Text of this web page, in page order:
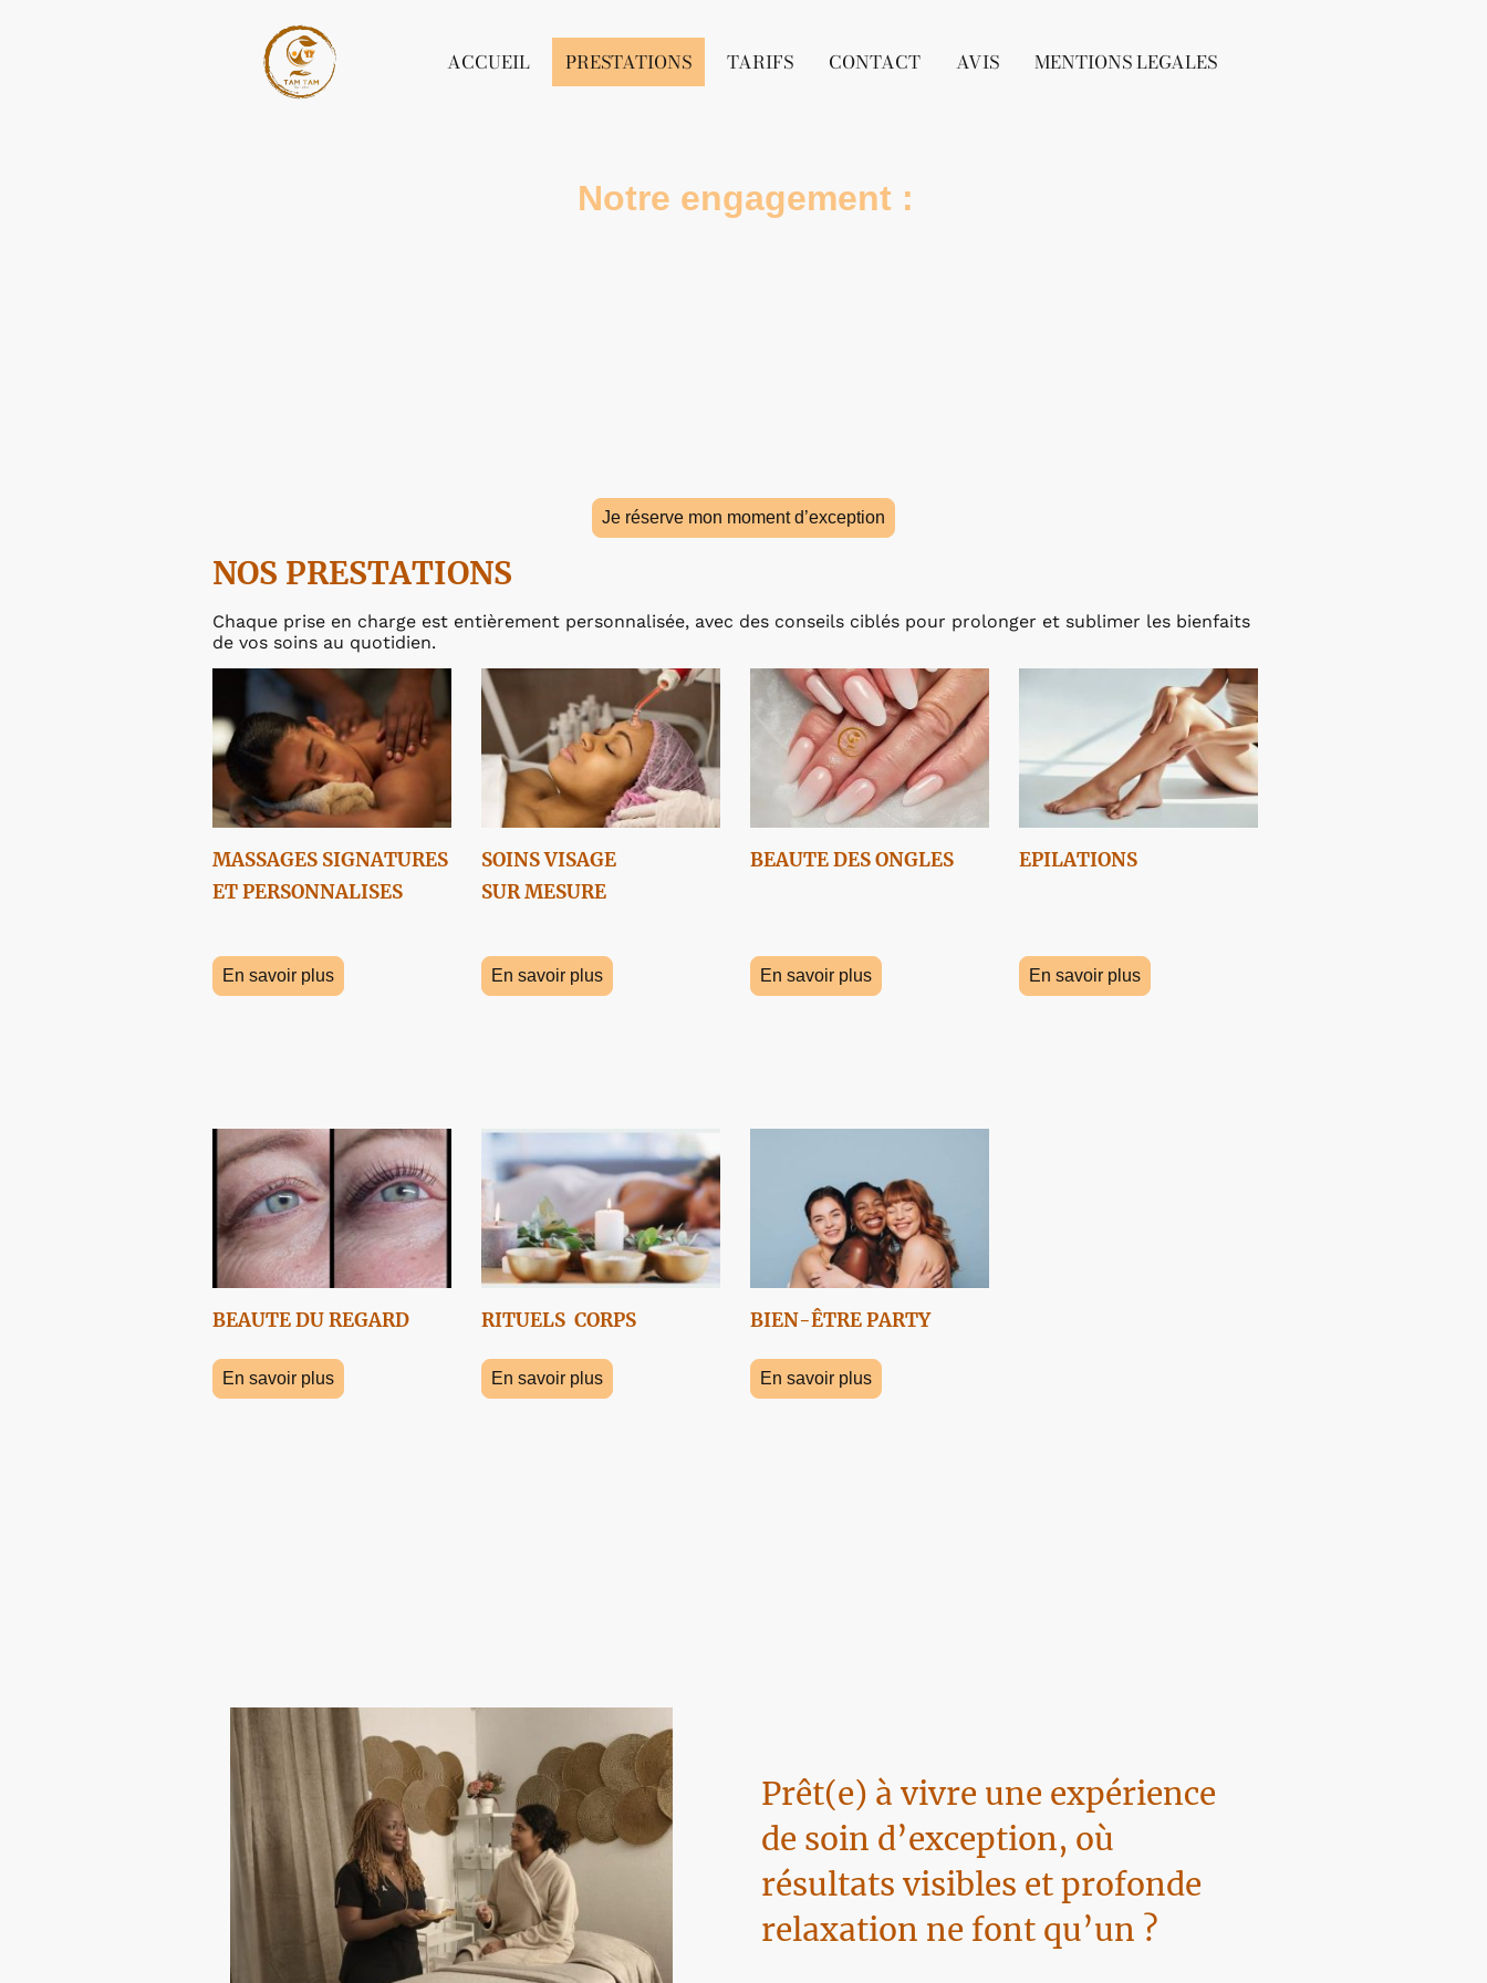
ACCUEIL PRESTATIONS TARIFS CONTACT AVIS MENTIONS LEGALES
Notre engagement :
NOS PRESTATIONS
Chaque prise en charge est entièrement personnalisée, avec des conseils ciblés pour prolonger et sublimer les bienfaits
de vos soins au quotidien.
MASSAGES SIGNATURES
ET PERSONNALISES
En savoir plus
SOINS VISAGE
SUR MESURE
En savoir plus
BEAUTE DES ONGLES
En savoir plus
EPILATIONS
En savoir plus
BEAUTE DU REGARD
En savoir plus
RITUELS CORPS
En savoir plus
BIEN-ÊTRE PARTY
En savoir plus
Je réserve mon moment d’exception
Prêt(e) à vivre une expérience
de soin d’exception, où
résultats visibles et profonde
relaxation ne font qu’un ?